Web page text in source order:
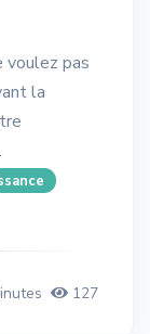
voulez pas
la
127